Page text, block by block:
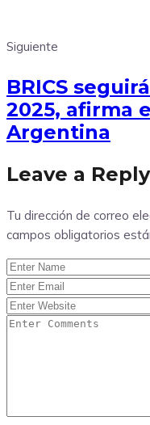
Siguiente
BRICS
2025, afirma
Argentina
Leave a Reply
Tu dirección de correo
campos obligatorios